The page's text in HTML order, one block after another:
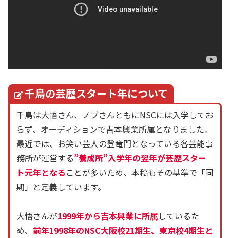
千鳥の芸歴スタート年について
千鳥は大悟さん、ノブさんともにNSCには入学してお
らず、オーディションで吉本興業所属となりました。
最近では、お笑い芸人の登竜門となっている各芸能事
務所が運営する”養成所”入学年の翌年が芸歴スター
ト元年となる ことが多いため、本稿もその基準で「同
期」と定義しています。
大悟さんが1999年から吉本興業に所属しているた
め、 前年1998年のNSC大阪校21期生、東京校4期生と